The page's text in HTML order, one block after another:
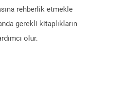
rehberlik etmekle
gerekli kitaplıkların
olur.